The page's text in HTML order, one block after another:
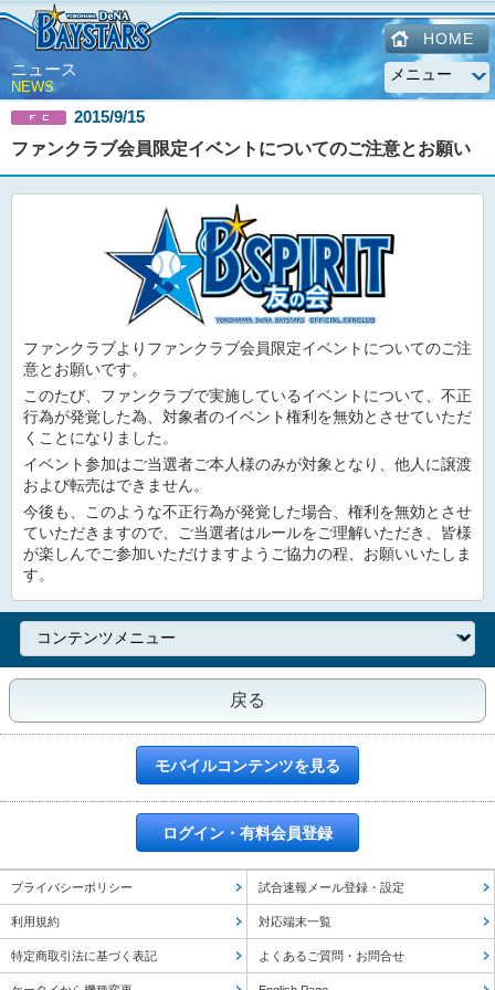
HOME
ニュース
NEWS
2015/9/15
ファンクラブ会員限定イベントについてのご注意とお願い
ファンクラブよりファンクラブ会員限定イベントについてのご注
意とお願いです。
このたび、ファンクラブで実施しているイベントについて、不正
行為が発覚した為、対象者のイベント権利を無効とさせていただ
くことになりました。
イベント参加はご当選者ご本人様のみが対象となり、他人に譲渡
および転売はできません。
今後も、このような不正行為が発覚した場合、権利を無効とさせ
ていただきますので、ご当選者はルールをご理解いただき、皆様
が楽しんでご参加いただけますようご協力の程、お願いいたしま
す。
戻る
モバイルコンテンツを見る
ログイン・有料会員登録
プライバシーポリシー 試合速報メール登録・設定
利用規約 対応端末一覧
特定商取引法に基づく表記 よくあるご質問・お問合せ